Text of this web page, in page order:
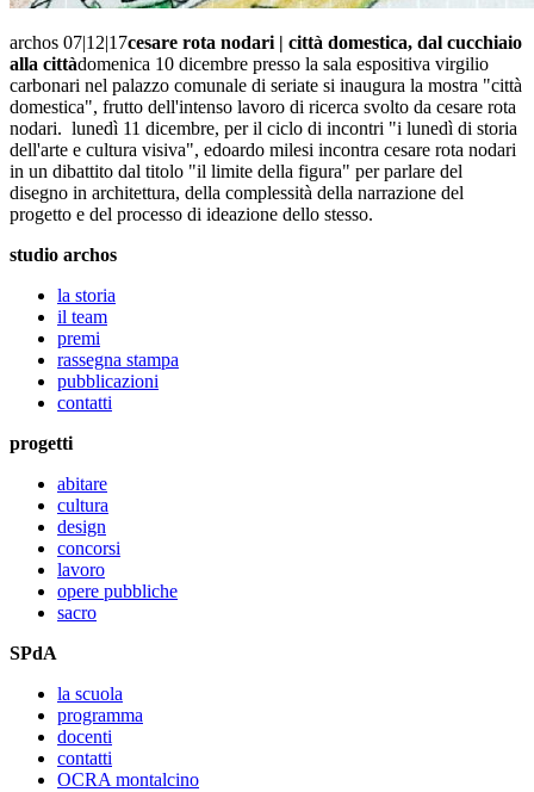
archos 07|12|17cesare rota nodari | città domestica, dal cucchiaio
alla cittàdomenica 10 dicembre presso la sala espositiva virgilio
carbonari nel palazzo comunale di seriate si inaugura la mostra "città
domestica", frutto dell'intenso lavoro di ricerca svolto da cesare rota
nodari. lunedì 11 dicembre, per il ciclo di incontri "i lunedì di storia
dell'arte e cultura visiva", edoardo milesi incontra cesare rota nodari
in un dibattito dal titolo "il limite della figura" per parlare del
disegno in architettura, della complessità della narrazione del
progetto e del processo di ideazione dello stesso.
studio archos
la storia
il team
premi
rassegna stampa
pubblicazioni
contatti
progetti
abitare
cultura
design
concorsi
lavoro
opere pubbliche
sacro
SPdA
la scuola
programma
docenti
contatti
OCRA montalcino